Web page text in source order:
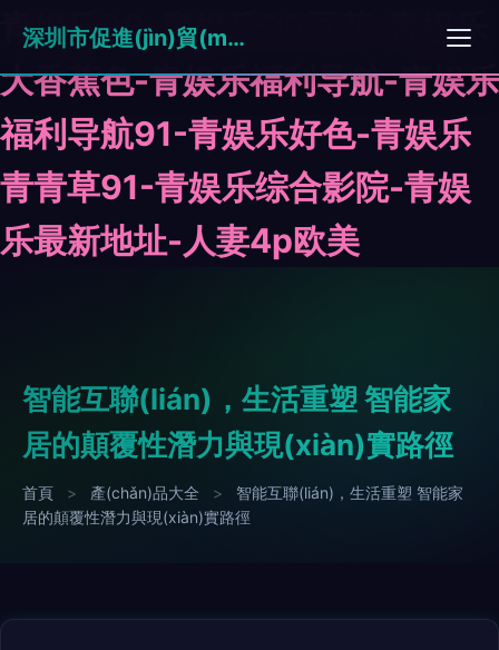
青娱乐99-青娱乐99豆花-青娱乐
大香蕉色-青娱乐福利导航-青娱乐
福利导航91-青娱乐好色-青娱乐
青青草91-青娱乐综合影院-青娱
乐最新地址-人妻4p欧美
深圳市促進(jìn)貿(mào)易有限公司
智能互聯(lián)，生活重塑 智能家
居的顛覆性潛力與現(xiàn)實路徑
首頁 > 產(chǎn)品大全 >
智能互聯(lián)，生活重塑 智能家
居的顛覆性潛力與現(xiàn)實路徑